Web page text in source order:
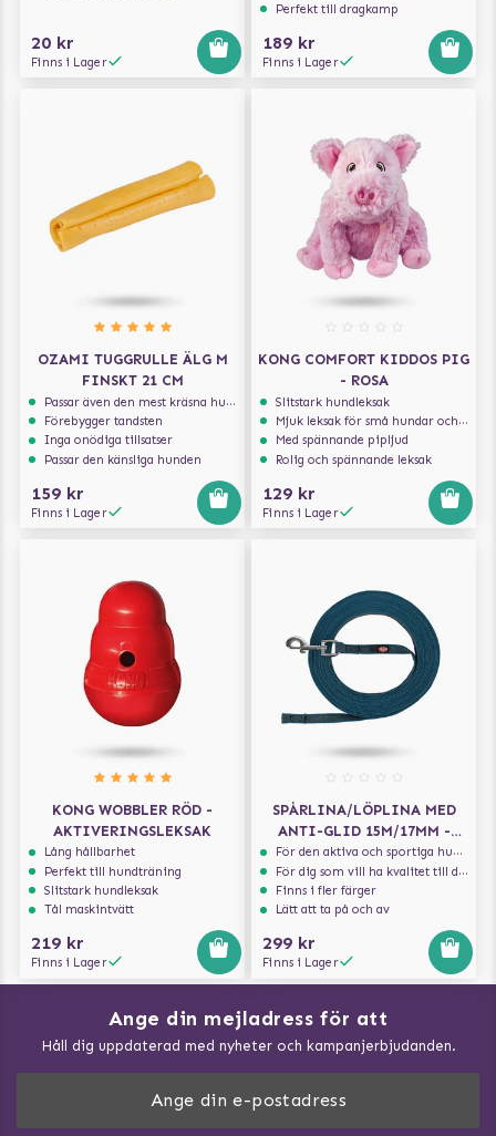
20 kr
Finns i Lager
Perfekt till dragkamp
189 kr
Finns i Lager
OZAMI TUGGRULLE ÄLG M
FINSKT 21 CM
Passar även den mest kräsna hunden
Förebygger tandsten
Inga onödiga tillsatser
Passar den känsliga hunden
159 kr
Finns i Lager
KONG COMFORT KIDDOS PIG
- ROSA
Slitstark hundleksak
Mjuk leksak för små hundar och valpar.
Med spännande pipljud
Rolig och spännande leksak
129 kr
Finns i Lager
KONG WOBBLER RÖD -
AKTIVERINGSLEKSAK
Lång hållbarhet
Perfekt till hundträning
Slitstark hundleksak
Tål maskintvätt
219 kr
Finns i Lager
SPÅRLINA/LÖPLINA MED
ANTI-GLID 15M/17MM -
PETROL
För den aktiva och sportiga hunden
För dig som vill ha kvalitet till din hund!
Finns i fler färger
Lätt att ta på och av
299 kr
Finns i Lager
Ange din mejladress för att
Håll dig uppdaterad med nyheter och kampanjerbjudanden.
DogArtist.se drivs av:
Vad kan hundar äta?
Träna Nose Work hemma